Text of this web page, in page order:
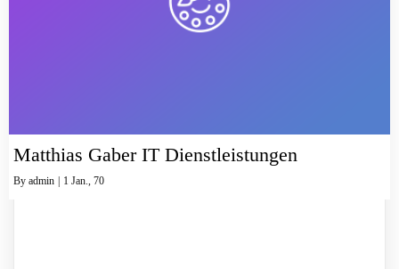
Matthias Gaber IT Dienstleistungen
By admin | 1 Jan., 70